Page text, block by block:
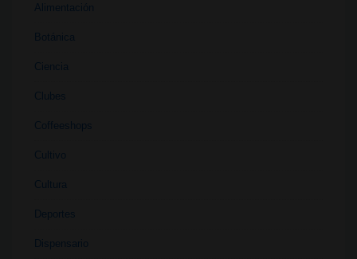
Alimentación
Botánica
Ciencia
Clubes
Coffeeshops
Cultivo
Cultura
Deportes
Dispensario